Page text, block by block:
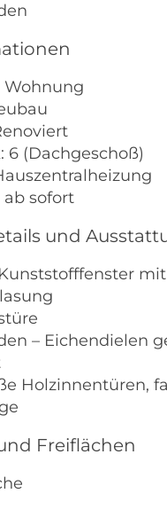
Wohnung
6 (Dachgeschoß)
ab sofort
und
mit
– Eichendielen
Holzinnentüren,
Freiflächen